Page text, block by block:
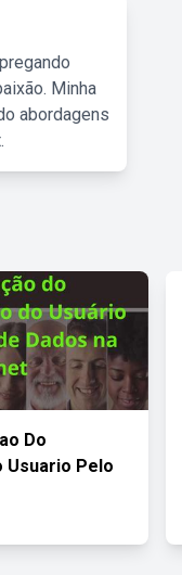
Minha
abordagens
Do
Usuario Pelo